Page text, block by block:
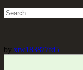
by xtw183877fd5